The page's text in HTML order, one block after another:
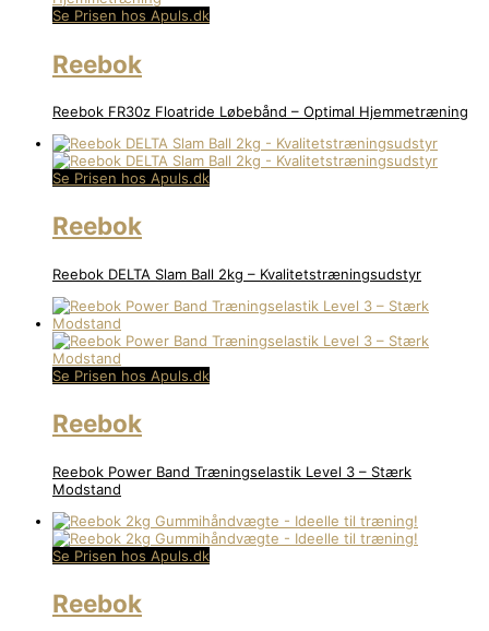
Se Prisen hos Apuls.dk
Reebok
Reebok FR30z Floatride Løbebånd – Optimal Hjemmetræning
Se Prisen hos Apuls.dk
Reebok
Reebok DELTA Slam Ball 2kg – Kvalitetstræningsudstyr
Se Prisen hos Apuls.dk
Reebok
Reebok Power Band Træningselastik Level 3 – Stærk
Modstand
Se Prisen hos Apuls.dk
Reebok